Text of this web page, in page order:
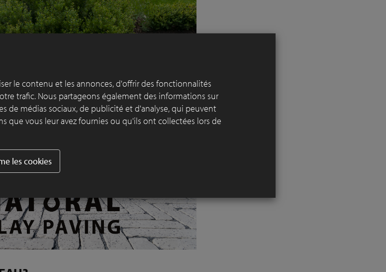
le contenu et les annonces, d'offrir des fonctionnalités
trafic. Nous partageons également des informations sur
de médias sociaux, de publicité et d'analyse, qui peuvent
que vous leur avez fournies ou qu'ils ont collectées lors de
les cookies